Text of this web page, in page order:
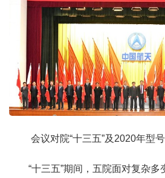
会议对院“十三五”及2020年型
“十三五”期间，五院面对复杂